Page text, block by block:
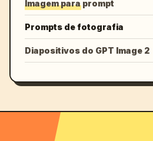
Imagem para prompt
Prompts de fotografia
Diapositivos do GPT Image 2